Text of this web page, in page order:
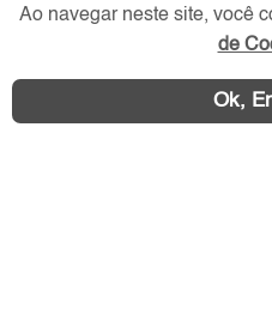
Ao navegar neste site, você
de
Ok,